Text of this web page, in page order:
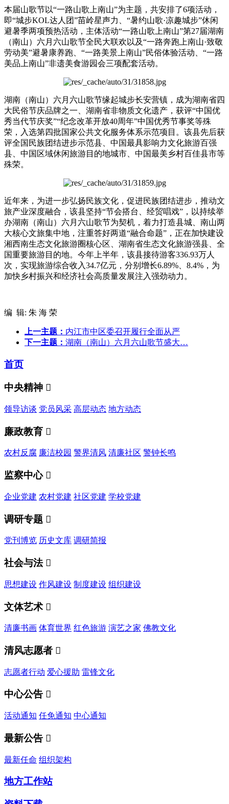
本届山歌节以“一路山歌上南山”为主题，共安排了6项活动，
即“城步KOL达人团”苗岭星声力、“暑约山歌·凉趣城步”休闲
避暑季两项预热活动，主体活动“一路山歌上南山”第27届湖南
（南山）六月六山歌节全民大联欢以及“一路奔跑上南山·致敬
劳动美”避暑康养跑、“一路美景上南山”民俗体验活动、“一路
美品上南山”非遗美食游园会三项配套活动。
湖南（南山）六月六山歌节缘起城步长安营镇，成为湖南省四
大民俗节庆品牌之一、湖南省非物质文化遗产，获评“中国优
秀当代节庆奖”“纪念改革开放40周年”中国优秀节事奖等殊
荣，入选第四批国家公共文化服务体系示范项目。该县先后获
评全国民族团结进步示范县、中国最具影响力文化旅游百强
县、中国区域休闲旅游目的地城市、中国最美乡村百佳县市等
殊荣。
近年来，为进一步弘扬民族文化，促进民族团结进步，推动文
旅产业深度融合，该县坚持“节会搭台、经贸唱戏”，以持续举
办湖南（南山）六月六山歌节为契机，着力打造县城、南山两
大核心文旅集中地，注重答好两道“融合命题”，正在加快建设
湘西南生态文化旅游圈核心区、湖南省生态文化旅游强县、全
国重要旅游目的地。今年上半年，该县接待游客336.93万人
次，实现旅游综合收入34.7亿元，分别增长6.89%、8.4%，为
加快乡村振兴和经济社会高质量发展注入强劲动力。
编 辑: 朱 海 荣
上一主题： 内江市中区委召开履行全面从严
下一主题： 湖南（南山）六月六山歌节盛大…
首页
中央精神 
领导访谈 党员风采 高层动态 地方动态
廉政教育 
农村反腐 廉洁校园 警界清风 清廉社区 警钟长鸣
监察中心 
企业党建 农村党建 社区党建 学校党建
调研专题 
党刊博览 历史文库 调研简报
社会与法 
思想建设 作风建设 制度建设 组织建设
文体艺术 
清廉书画 体育世界 红色旅游 演艺之家 佛教文化
清风志愿者 
志愿者行动 爱心援助 雷锋文化
中心公告 
活动通知 任免通知 中心通知
最新公告 
最新任命 组织架构
地方工作站